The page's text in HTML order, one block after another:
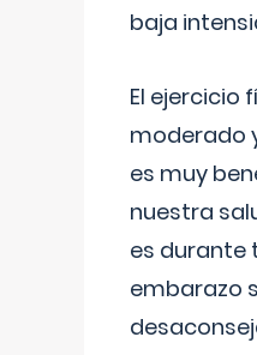
baja
El ejercicio
moderado
es muy
nuestra
es durante
embarazo